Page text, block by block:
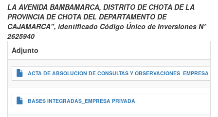
LA AVENIDA BAMBAMARCA, DISTRITO DE CHOTA DE LA
PROVINCIA DE CHOTA DEL DEPARTAMENTO DE
CAJAMARCA", identificado Código Único de Inversiones N°
2625940
Adjunto
ACTA DE ABSOLUCION DE CONSULTAS Y OBSERVACIONES_EMPRESA
BASES INTEGRADAS_EMPRESA PRIVADA